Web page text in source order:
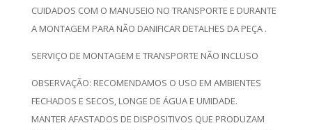
CUIDADOS COM O MANUSEIO NO TRANSPORTE E DURANTE
A MONTAGEM PARA NÃO DANIFICAR DETALHES DA PEÇA .
SERVIÇO DE MONTAGEM E TRANSPORTE NÃO INCLUSO
OBSERVAÇÃO: RECOMENDAMOS O USO EM AMBIENTES
FECHADOS E SECOS, LONGE DE ÁGUA E UMIDADE.
MANTER AFASTADOS DE DISPOSITIVOS QUE PRODUZAM